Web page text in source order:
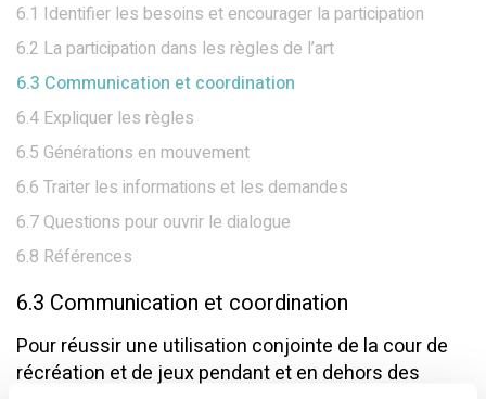
6.1 Identifier les besoins et encourager la participation
6.2 La participation dans les règles de l’art
6.3 Communication et coordination
6.4 Expliquer les règles
6.5 Générations en mouvement
6.6 Traiter les informations et les demandes
6.7 Questions pour ouvrir le dialogue
6.8 Références
6.3 Communication et coordination
Pour réussir une utilisation conjointe de la cour de
récréation et de jeux pendant et en dehors des